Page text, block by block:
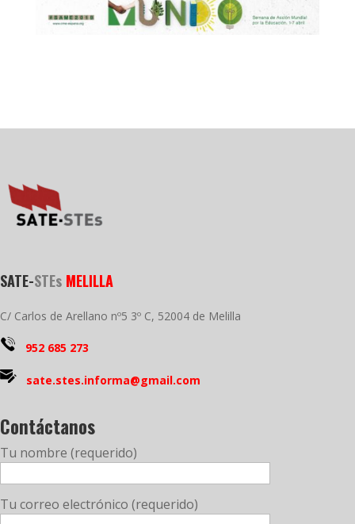
SATE-STEs MELILLA
C/ Carlos de Arellano nº5 3º C, 52004 de Melilla
952 685 273
sate.stes.informa@gmail.com
Contáctanos
Tu nombre (requerido)
Tu correo electrónico (requerido)